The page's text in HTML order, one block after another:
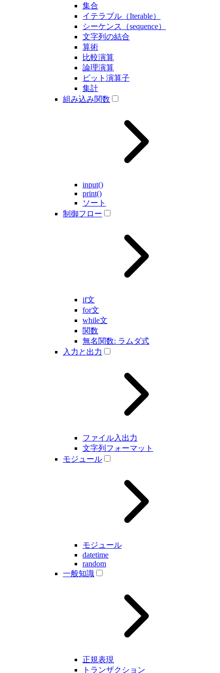
集合
イテラブル（Iterable）
シーケンス（sequence）
文字列の結合
算術
比較演算
論理演算
ビット演算子
集計
組み込み関数
input()
print()
ソート
制御フロー
if文
for文
while文
関数
無名関数: ラムダ式
入力と出力
ファイル入出力
文字列フォーマット
モジュール
モジュール
datetime
random
一般知識
正規表現
トランザクション